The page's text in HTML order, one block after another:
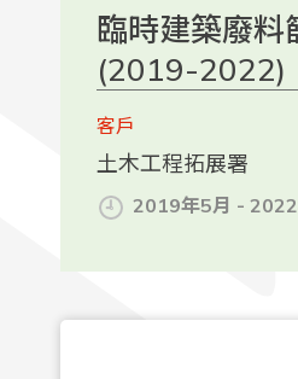
臨時建築廢料
(2019-2022)
客戶
土木工程拓展署
2019年5月 - 2022